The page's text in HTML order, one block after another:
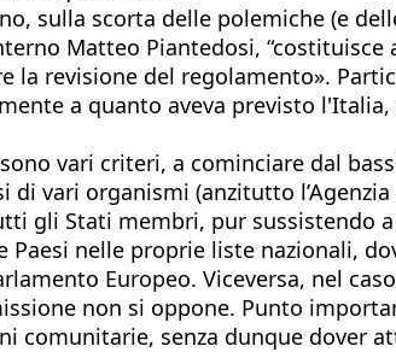
sulla scorta delle polemiche (e
Matteo Piantedosi, “costituisce
revisione del regolamento».
a quanto aveva previsto
vari criteri, a cominciare dal
organismi (anzitutto l’Agenzia
gli Stati membri, pur sussistendo
nelle proprie liste nazionali,
Europeo. Viceversa, nel
non si oppone. Punto
comunitarie, senza dunque dover